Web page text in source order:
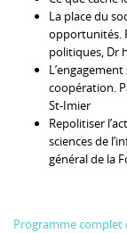
La place du
opportunités.
politiques, Dr
coopération.
St-Imier
Repolitiser
sciences de
général de la
Programme complet